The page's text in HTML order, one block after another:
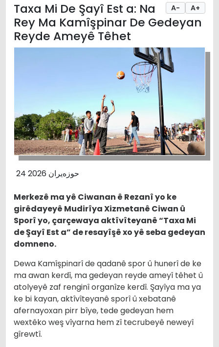
A- A+
Taxa Mi De Şayî Est a: Na
Rey Ma Kamîşpinar De Gedeyan
Reyde Ameyê Têhet
24 حوزەیران 2026
Merkezê ma yê Ciwanan ê Rezanî yo ke
girêdayeyê Mudirîya Xizmetanê Ciwan û
Sporî yo, çarçewaya aktîvîteyanê “Taxa Mi
de Şayî Est a” de resayîşê xo yê seba gedeyan
domneno.
Dewa Kamîşpinarî de qadanê spor û hunerî de ke
ma awan kerdî, ma gedeyan reyde ameyî têhet û
atolyeyê zaf renginî organîze kerdî. Şayîya ma ya
ke bi kayan, aktîvîteyanê sporî û xebatanê
afernayoxan pirr bîye, tede gedeyan hem
wextêko weş vîyarna hem zî tecrubeyê neweyî
gîrewtî.